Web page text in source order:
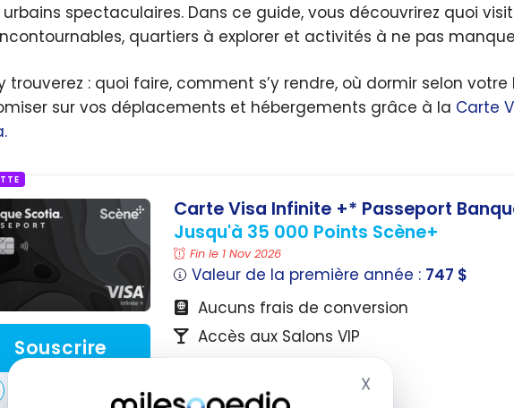
XMasquer le
spectaculaires. Dans ce guide, vous découvrirez quoi
quartiers à explorer et activités à ne pas
trouverez : quoi faire, comment s’y rendre, où dormir selon
sur vos déplacements et hébergements grâce à la Carte
Carte Visa Infinite +* Passeport
Jusqu'à 35 000 Points Scène+
Fin le 1 Nov 2026
Valeur de la première année : 747 $
Aucuns frais de conversion
Accès aux Salons VIP
Souscrire